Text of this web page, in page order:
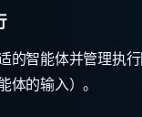
的智能体并管理执
体的输入）。